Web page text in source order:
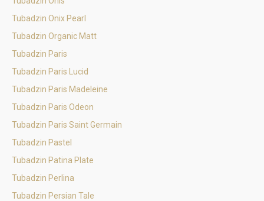
Tubadzin Onix Pearl
Tubadzin Organic Matt
Tubadzin Paris
Tubadzin Paris Lucid
Tubadzin Paris Madeleine
Tubadzin Paris Odeon
Tubadzin Paris Saint Germain
Tubadzin Pastel
Tubadzin Patina Plate
Tubadzin Perlina
Tubadzin Persian Tale